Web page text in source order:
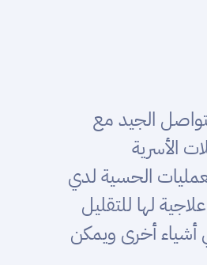
الجيد مع
الأسرية
الحسية لدي
لها للتقليل
أشياء أخرى ويمكن